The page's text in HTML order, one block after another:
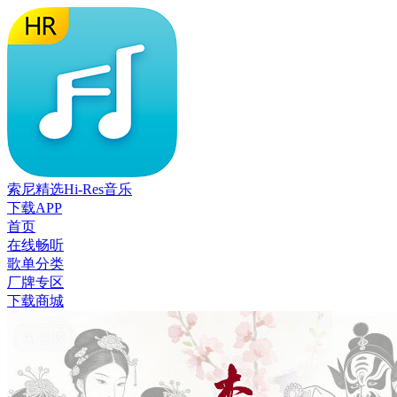
索尼精选Hi-Res音乐
下载APP
首页
在线畅听
歌单分类
厂牌专区
下载商城